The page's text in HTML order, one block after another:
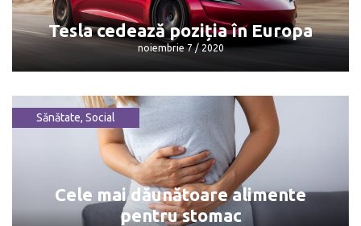
Tesla cedează poziția în Europa
noiembrie 7 / 2020
Tesla cedează poziția în Europa
noiembrie 7 / 2020
Sănătate, Social
Cele mai dăunătoare alimente
pentru stomac